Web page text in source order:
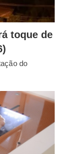
toque de
do